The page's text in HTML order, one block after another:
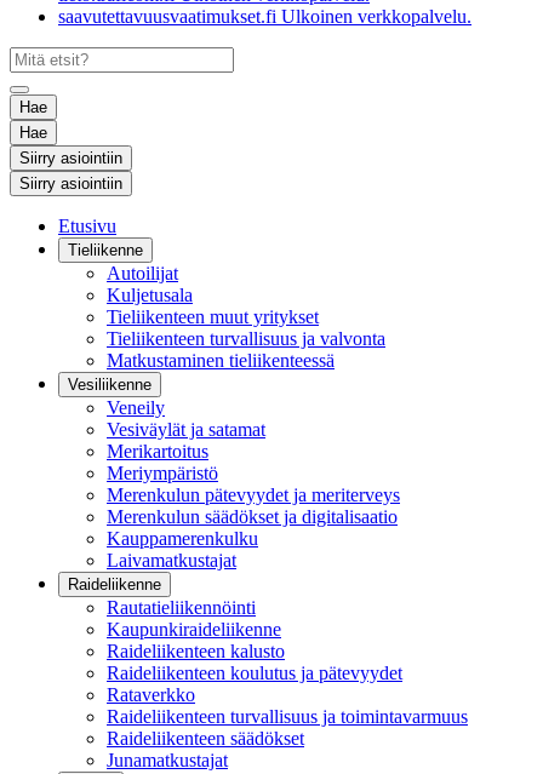
saavutettavuusvaatimukset.fi Ulkoinen verkkopalvelu.
Hae
Hae
Siirry asiointiin
Siirry asiointiin
Etusivu
Tieliikenne
Autoilijat
Kuljetusala
Tieliikenteen muut yritykset
Tieliikenteen turvallisuus ja valvonta
Matkustaminen tieliikenteessä
Vesiliikenne
Veneily
Vesiväylät ja satamat
Merikartoitus
Meriympäristö
Merenkulun pätevyydet ja meriterveys
Merenkulun säädökset ja digitalisaatio
Kauppamerenkulku
Laivamatkustajat
Raideliikenne
Rautatieliikennöinti
Kaupunkiraideliikenne
Raideliikenteen kalusto
Raideliikenteen koulutus ja pätevyydet
Rataverkko
Raideliikenteen turvallisuus ja toimintavarmuus
Raideliikenteen säädökset
Junamatkustajat